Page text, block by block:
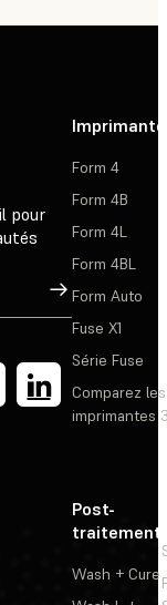
pour
Inscription
Form 4
Form 4B
Form 4L
Form 4BL
Form Auto
Fuse X1
Série Fuse
Comparez les
imprimantes
Post-
traitement
Wash + Cure